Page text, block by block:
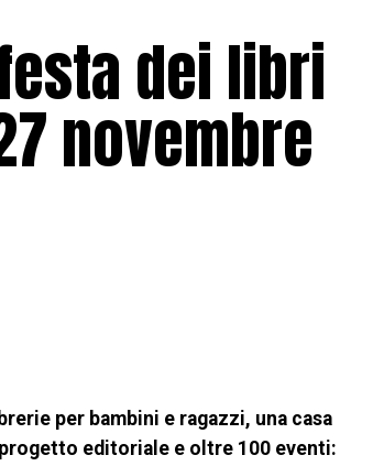
dei libri
novembre
per bambini e ragazzi, una casa
editoriale e oltre 100 eventi: